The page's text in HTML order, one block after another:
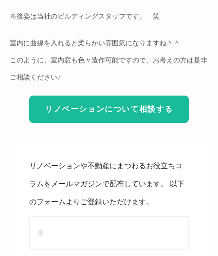
※後姿は当社のビルディングスタッフです。 笑
室内に曲線を入れると柔らかい雰囲気になりますね＾＾
このように、室内窓も色々造作可能ですので、お考えの方は是非
ご相談ください♪
リノベーションについて相談する
リノベーションや不動産にまつわるお役立ちコ
ラムをメールマガジンで配布しています。 以下
のフォームよりご登録いただけます。